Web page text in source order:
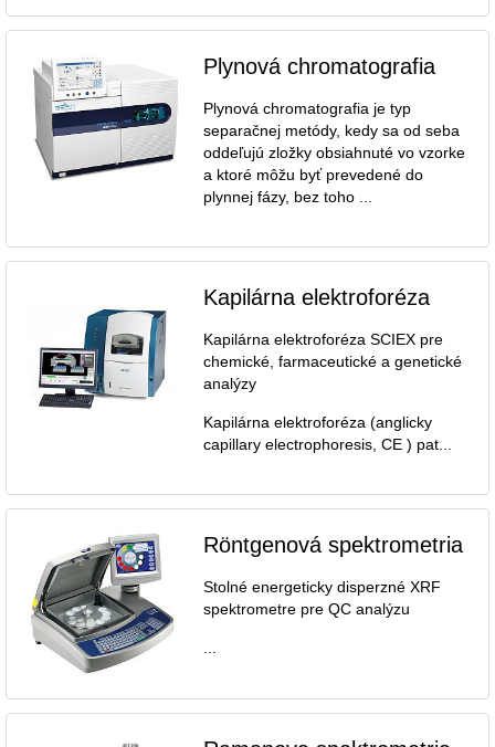
Plynová chromatografia
Plynová chromatografia je typ
separačnej metódy, kedy sa od seba
oddeľujú zložky obsiahnuté vo vzorke
a ktoré môžu byť prevedené do
plynnej fázy, bez toho ...
Kapilárna elektroforéza
Kapilárna elektroforéza SCIEX pre
chemické, farmaceutické a genetické
analýzy
Kapilárna elektroforéza (anglicky
capillary electrophoresis, CE ) pat...
Röntgenová spektrometria
Stolné energeticky disperzné XRF
spektrometre pre QC analýzu